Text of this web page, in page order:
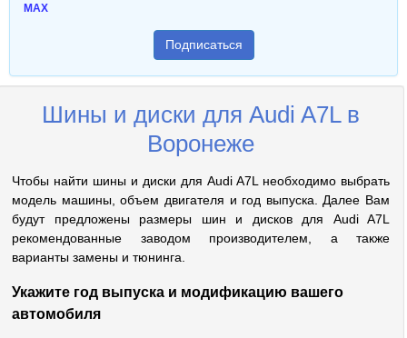
MAX
Подписаться
Шины и диски для Audi A7L в
Воронеже
Чтобы найти шины и диски для Audi A7L необходимо выбрать
модель машины, объем двигателя и год выпуска. Далее Вам
будут предложены размеры шин и дисков для Audi A7L
рекомендованные заводом производителем, а также
варианты замены и тюнинга.
Укажите год выпуска и модификацию вашего
автомобиля